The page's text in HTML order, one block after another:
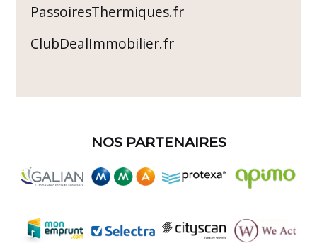
PassoiresThermiques.fr
ClubDealImmobilier.fr
NOS PARTENAIRES